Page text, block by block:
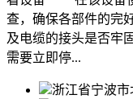
查，确保各部件的完
及电缆的接头是否牢
需要立即停...
浙江省宁波